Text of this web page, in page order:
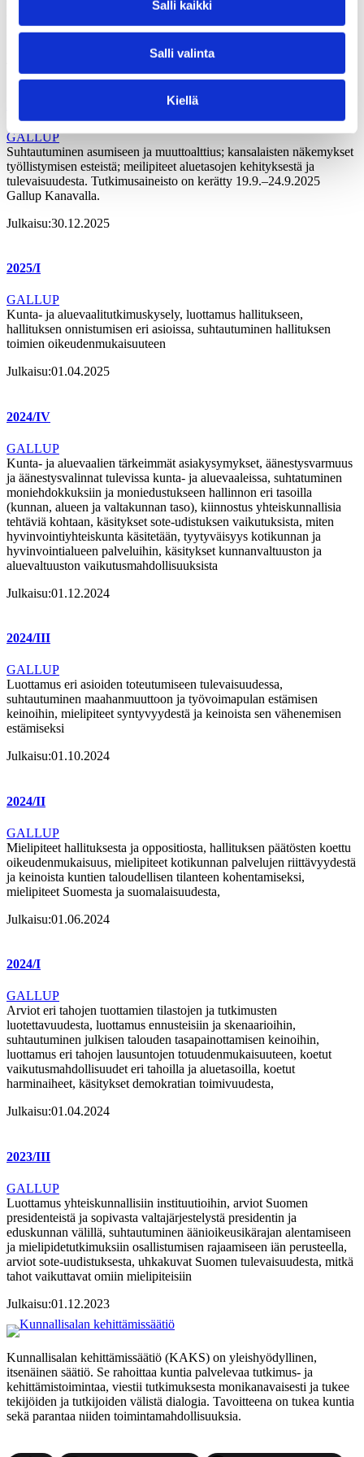
Salli kaikki
Salli valinta
Kiellä
työllisyyttä ja kilpailukykyä koskevissa asioissa, tyytyväisyys eri
3.12.2025 Gallup Kanavalla.
GALLUP
Suhtautuminen asumiseen ja muuttoalttius; kansalaisten näkemykset
työllistymisen esteistä; meilipiteet aluetasojen kehityksestä ja
tulevaisuudesta. Tutkimusaineisto on kerätty 19.9.–24.9.2025
Gallup Kanavalla.
Julkaisu:30.12.2025
2025/I
GALLUP
Kunta- ja aluevaalitutkimuskysely, luottamus hallitukseen,
hallituksen onnistumisen eri asioissa, suhtautuminen hallituksen
toimien oikeudenmukaisuuteen
Julkaisu:01.04.2025
2024/IV
GALLUP
Kunta- ja aluevaalien tärkeimmät asiakysymykset, äänestysvarmuus
ja äänestysvalinnat tulevissa kunta- ja aluevaaleissa, suhtatuminen
moniehdokkuksiin ja moniedustukseen hallinnon eri tasoilla
(kunnan, alueen ja valtakunnan taso), kiinnostus yhteiskunnallisia
tehtäviä kohtaan, käsitykset sote-udistuksen vaikutuksista, miten
hyvinvointiyhteiskunta käsitetään, tyytyväisyys kotikunnan ja
hyvinvointialueen palveluihin, käsitykset kunnanvaltuuston ja
aluevaltuuston vaikutusmahdollisuuksista
Julkaisu:01.12.2024
2024/III
GALLUP
Luottamus eri asioiden toteutumiseen tulevaisuudessa,
suhtautuminen maahanmuuttoon ja työvoimapulan estämisen
keinoihin, mielipiteet syntyvyydestä ja keinoista sen vähenemisen
estämiseksi
Julkaisu:01.10.2024
2024/II
GALLUP
Mielipiteet hallituksesta ja oppositiosta, hallituksen päätösten koettu
oikeudenmukaisuus, mielipiteet kotikunnan palvelujen riittävyydestä
ja keinoista kuntien taloudellisen tilanteen kohentamiseksi,
mielipiteet Suomesta ja suomalaisuudesta,
Julkaisu:01.06.2024
2024/I
GALLUP
Arviot eri tahojen tuottamien tilastojen ja tutkimusten
luotettavuudesta, luottamus ennusteisiin ja skenaarioihin,
suhtautuminen julkisen talouden tasapainottamisen keinoihin,
luottamus eri tahojen lausuntojen totuudenmukaisuuteen, koetut
vaikutusmahdollisuudet eri tahoilla ja aluetasoilla, koetut
harminaiheet, käsitykset demokratian toimivuudesta,
Julkaisu:01.04.2024
2023/III
GALLUP
Luottamus yhteiskunnallisiin instituutioihin, arviot Suomen
presidenteistä ja sopivasta valtajärjestelystä presidentin ja
eduskunnan välillä, suhtautuminen äänioikeusikärajan alentamiseen
ja mielipidetutkimuksiin osallistumisen rajaamiseen iän perusteella,
arviot sote-uudistuksesta, uhkakuvat Suomen tulevaisuudesta, mitkä
tahot vaikuttavat omiin mielipiteisiin
Julkaisu:01.12.2023
Kunnallisalan kehittämissäätiö (KAKS) on yleishyödyllinen,
itsenäinen säätiö. Se rahoittaa kuntia palvelevaa tutkimus- ja
kehittämistoimintaa, viestii tutkimuksesta monikanavaisesti ja tukee
tekijöiden ja tutkijoiden välistä dialogia. Tavoitteena on tukea kuntia
sekä parantaa niiden toimintamahdollisuuksia.